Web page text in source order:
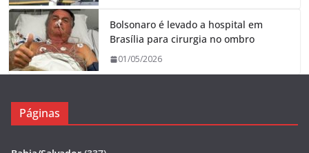
Bolsonaro é levado a hospital em
Brasília para cirurgia no ombro
01/05/2026
Páginas